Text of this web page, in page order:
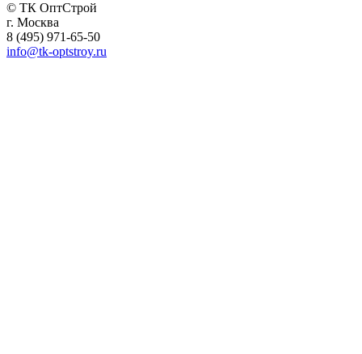
© ТК ОптСтрой
г. Москва
8 (495) 971-65-50
info@tk-optstroy.ru